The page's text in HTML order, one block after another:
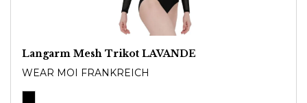
Langarm Mesh Trikot LAVANDE
WEAR MOI FRANKREICH